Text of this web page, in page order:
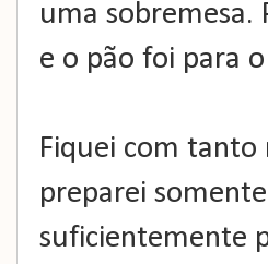
uma sobremesa.
e o pão foi para
Fiquei com tanto
preparei
suficientemente